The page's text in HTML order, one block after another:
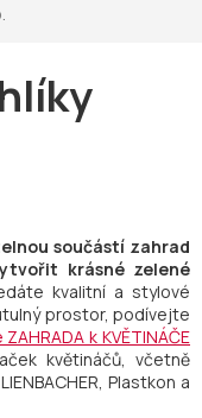
součástí zahrad
krásné zelené
kvalitní a stylové
prostor, podívejte
k KVĚTINÁČE
květináčů, včetně
Plastkon a